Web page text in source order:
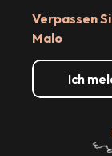
Verpassen
Malo
Ich